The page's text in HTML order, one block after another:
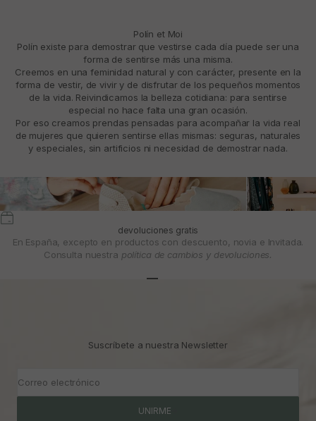
Polín et Moi
Polín existe para demostrar que vestirse cada día puede ser una
forma de sentirse más una misma.
Creemos en una feminidad natural y con carácter, presente en la
forma de vestir, de vivir y de disfrutar de los pequeños momentos
de la vida. Reivindicamos la belleza cotidiana: para sentirse
especial no hace falta una gran ocasión.
Por eso creamos prendas pensadas para acompañar la vida real
de mujeres que quieren sentirse ellas mismas: seguras, naturales
y especiales, sin artificios ni necesidad de demostrar nada.
devoluciones gratis
En España, excepto en productos con descuento, novia e Invitada.
Consulta nuestra política de cambios y devoluciones.
Suscríbete a nuestra Newsletter
Correo electrónico
UNIRME